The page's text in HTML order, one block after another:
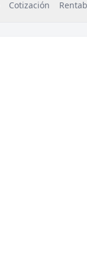
Cotización